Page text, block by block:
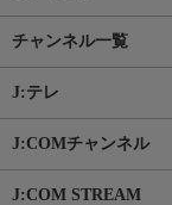
チャンネル一覧
J:テレ
J:COMチャンネル
J:COM STREAM